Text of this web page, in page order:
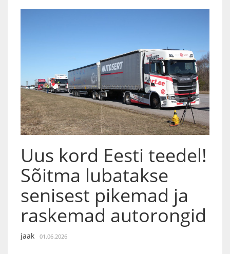
Uus kord Eesti teedel!
Sõitma lubatakse
senisest pikemad ja
raskemad autorongid
jaak 01.06.2026